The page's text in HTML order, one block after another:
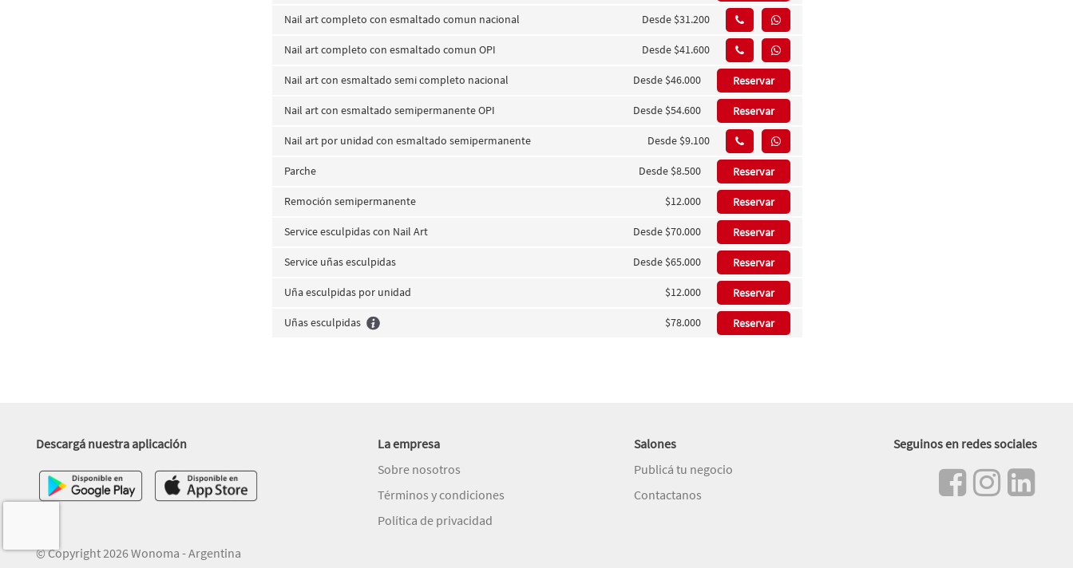
Nail art completo con esmaltado comun nacional Desde $31.200
Nail art completo con esmaltado comun OPI Desde $41.600
Nail art con esmaltado semi completo nacional Desde $46.000 Reservar
Nail art con esmaltado semipermanente OPI Desde $54.600 Reservar
Nail art por unidad con esmaltado semipermanente Desde $9.100
Parche Desde $8.500 Reservar
Remoción semipermanente $12.000 Reservar
Service esculpidas con Nail Art Desde $70.000 Reservar
Service uñas esculpidas Desde $65.000 Reservar
Uña esculpidas por unidad $12.000 Reservar
Uñas esculpidas $78.000 Reservar
Descargá nuestra aplicación
La empresa
Sobre nosotros
Términos y condiciones
Política de privacidad
Salones
Publicá tu negocio
Contactanos
Seguinos en redes sociales
© Copyright 2026 Wonoma - Argentina